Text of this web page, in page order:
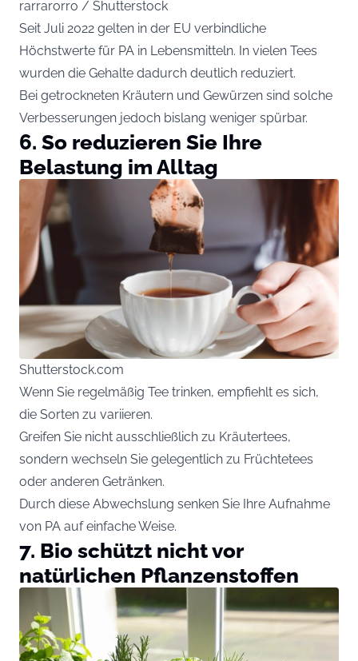
rarrarorro / Shutterstock
Seit Juli 2022 gelten in der EU verbindliche
Höchstwerte für PA in Lebensmitteln. In vielen Tees
wurden die Gehalte dadurch deutlich reduziert.
Bei getrockneten Kräutern und Gewürzen sind solche
Verbesserungen jedoch bislang weniger spürbar.
6. So reduzieren Sie Ihre
Belastung im Alltag
Shutterstock.com
Wenn Sie regelmäßig Tee trinken, empfiehlt es sich,
die Sorten zu variieren.
Greifen Sie nicht ausschließlich zu Kräutertees,
sondern wechseln Sie gelegentlich zu Früchtetees
oder anderen Getränken.
Durch diese Abwechslung senken Sie Ihre Aufnahme
von PA auf einfache Weise.
7. Bio schützt nicht vor
natürlichen Pflanzenstoffen